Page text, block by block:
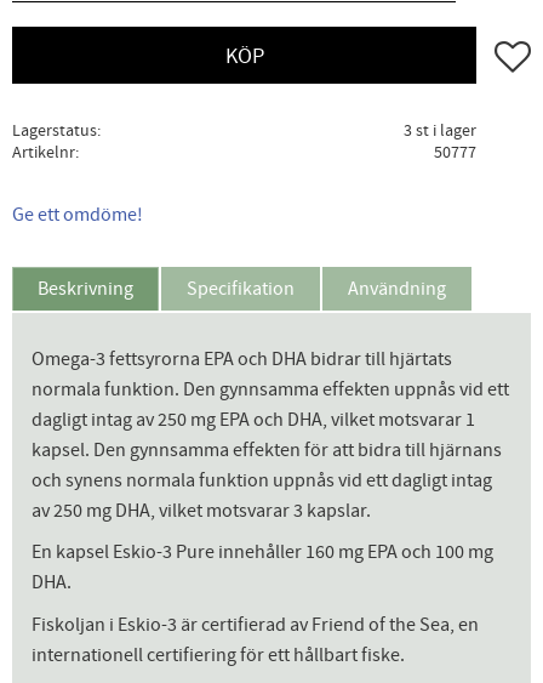
KÖP Lägg
Lagerstatus
3 st i lager
Artikelnr
50777
Ge ett omdöme!
Beskrivning Specifikation Användning
Omega-3 fettsyrorna EPA och DHA bidrar till hjärtats
normala funktion. Den gynnsamma effekten uppnås vid ett
dagligt intag av 250 mg EPA och DHA, vilket motsvarar 1
kapsel. Den gynnsamma effekten för att bidra till hjärnans
och synens normala funktion uppnås vid ett dagligt intag
av 250 mg DHA, vilket motsvarar 3 kapslar.
En kapsel Eskio-3 Pure innehåller 160 mg EPA och 100 mg
DHA.
Fiskoljan i Eskio-3 är certifierad av Friend of the Sea, en
internationell certifiering för ett hållbart fiske.